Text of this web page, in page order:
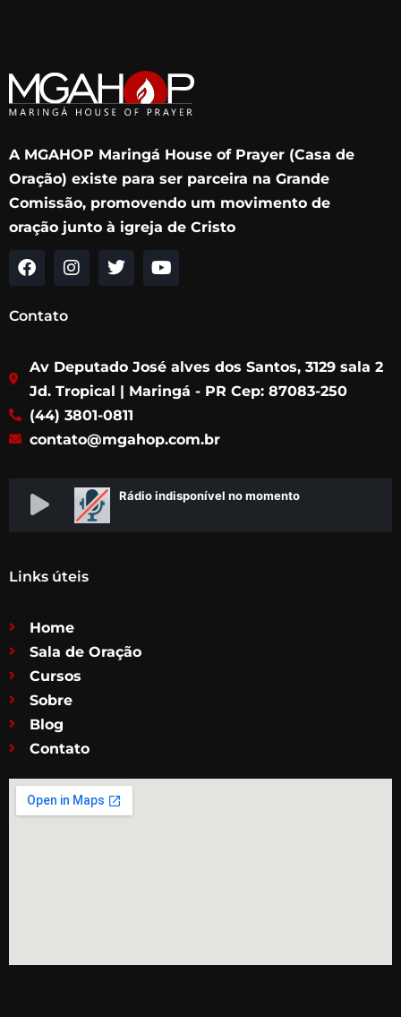
A MGAHOP Maringá House of Prayer (Casa de
Oração) existe para ser parceira na Grande
Comissão, promovendo um movimento de
oração junto à igreja de Cristo
F
c
o
o
k
I
g
r
a
m
T
e
r
Y
b
e
Contato
Av Deputado José alves dos Santos, 3129 sala 2
Jd. Tropical | Maringá - PR Cep: 87083-250
(44) 3801-0811
contato@mgahop.com.br
Links úteis
Home
Sala de Oração
Cursos
Sobre
Blog
Contato